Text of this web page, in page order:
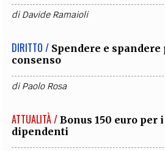
diDavide Ramaioli
DIRITTO / Spendere e
consenso
diPaolo Rosa
ATTUALITÀ / Bonus 150 euro per
dipendenti